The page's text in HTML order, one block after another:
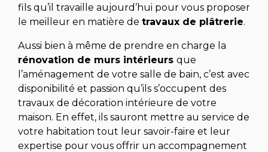
fils qu’il travaille aujourd’hui pour vous proposer
le meilleur en matière de travaux de plâtrerie.
Aussi bien à même de prendre en charge la
rénovation de murs intérieurs que
l’aménagement de votre salle de bain, c’est avec
disponibilité et passion qu’ils s’occupent des
travaux de décoration intérieure de votre
maison. En effet, ils sauront mettre au service de
votre habitation tout leur savoir-faire et leur
expertise pour vous offrir un accompagnement